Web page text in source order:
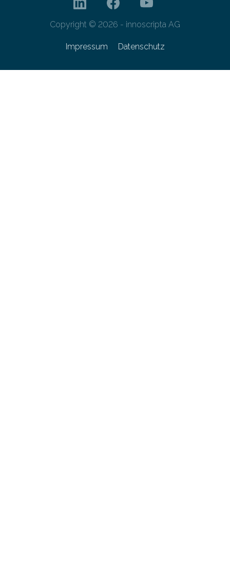
Copyright © 2026 - innoscripta AG
Impressum Datenschutz